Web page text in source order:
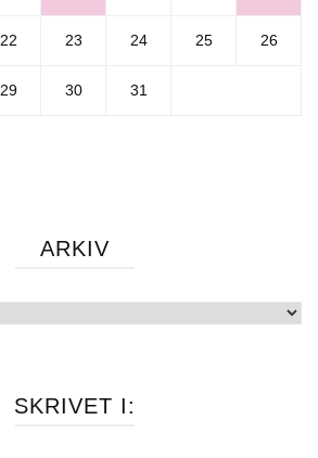
22 23 24 25 26
29 30 31
ARKIV
SKRIVET I: